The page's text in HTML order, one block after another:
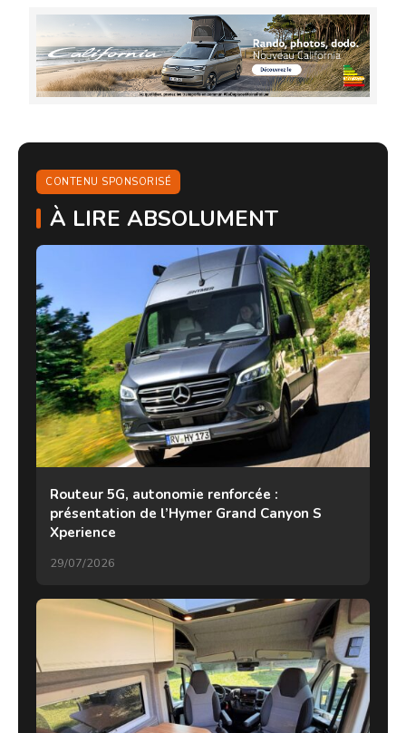
CONTENU SPONSORISÉ
À LIRE ABSOLUMENT
Routeur 5G, autonomie renforcée :
présentation de l’Hymer Grand Canyon S
Xperience
29/07/2026